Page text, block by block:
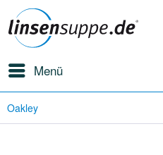
Menü
Oakley